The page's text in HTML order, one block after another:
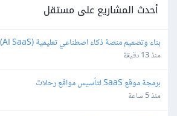
أحدث المشاريع على مستقل
Bubble.io
منذ 13 دقيقة
برمجة موقع SaaS لتأسيس مواقع رحلات
منذ 5 ساعة